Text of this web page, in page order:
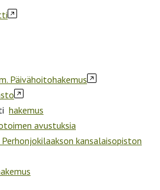
Päivähoitohakemus
hakemus
avustuksia
kansalaisopiston